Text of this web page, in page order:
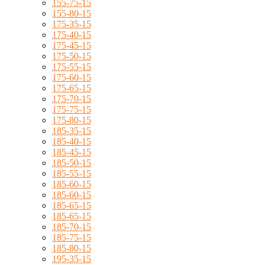
155-75-15
155-80-15
175-35-15
175-40-15
175-45-15
175-50-15
175-55-15
175-60-15
175-65-15
175-70-15
175-75-15
175-80-15
185-35-15
185-40-15
185-45-15
185-50-15
185-55-15
185-60-15
185-60-15
185-65-15
185-65-15
185-70-15
185-75-15
185-80-15
195-35-15